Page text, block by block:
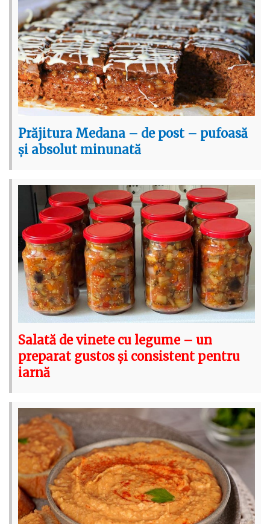
Prăjitura Medana – de post – pufoasă
și absolut minunată
Salată de vinete cu legume – un
preparat gustos și consistent pentru
iarnă